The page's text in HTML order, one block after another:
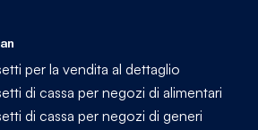
per la vendita al dettaglio
di cassa per negozi di alimentari
di cassa per negozi di generi